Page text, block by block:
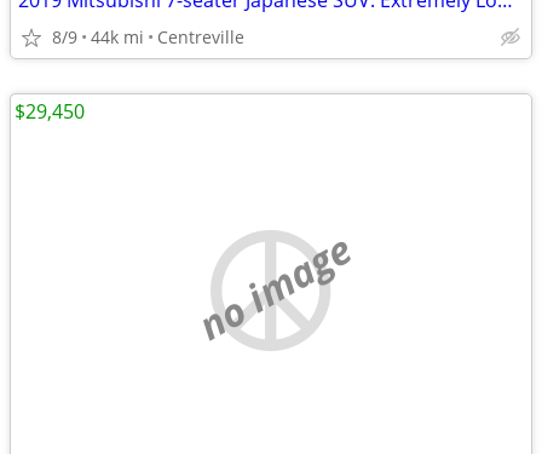
8/9 44k mi Centreville
no image
$29,450